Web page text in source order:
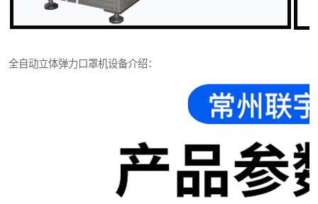
全自动立体弹力口罩机设备介绍：